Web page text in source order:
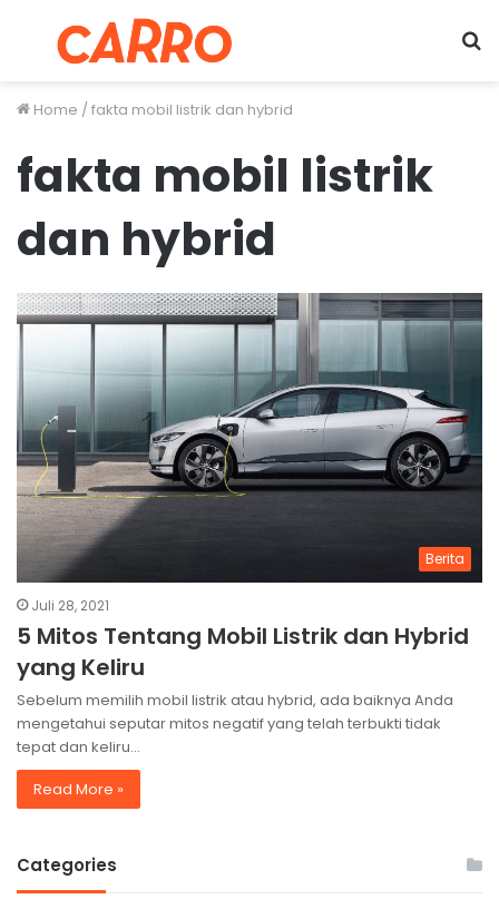
Menu
Home /fakta mobil listrik dan hybrid
fakta mobil listrik
dan hybrid
Berita
Juli 28, 2021
5 Mitos Tentang Mobil Listrik dan Hybrid
yang Keliru
Sebelum memilih mobil listrik atau hybrid, ada baiknya Anda
mengetahui seputar mitos negatif yang telah terbukti tidak
tepat dan keliru…
Read More »
Categories